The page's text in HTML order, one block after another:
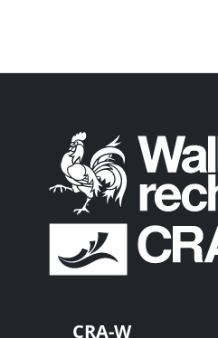
CRA-W